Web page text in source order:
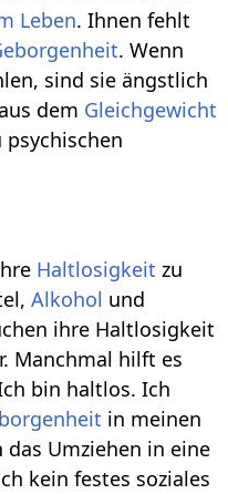
Leben. Ihnen fehlt
. Wenn
sind sie ängstlich
dem Gleichgewicht
Haltlosigkeit zu
Alkohol und
ihre Haltlosigkeit
Manchmal hilft es
bin haltlos. Ich
in meinen
Umziehen in eine
kein festes soziales